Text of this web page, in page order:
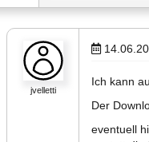
jvelletti
Ich kann
Der
eventuell